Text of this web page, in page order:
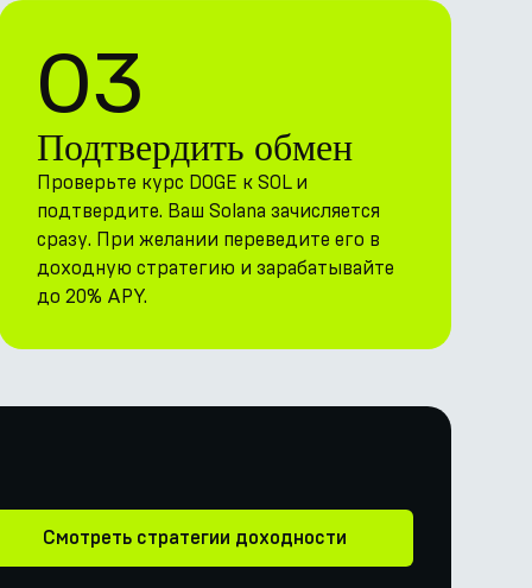
03
Подтвердить обмен
Проверьте курс DOGE к SOL и
подтвердите. Ваш Solana зачисляется
сразу. При желании переведите его в
доходную стратегию и зарабатывайте
до 20% APY.
Смотреть стратегии доходности